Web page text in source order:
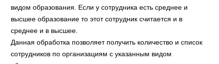
видом образования. Если у сотрудника есть среднее и
высшее образование то этот сотрудник считается и в
среднее и в высшее.
Данная обработка позволяет получить количество и список
сотрудников по организациям с указанным видом